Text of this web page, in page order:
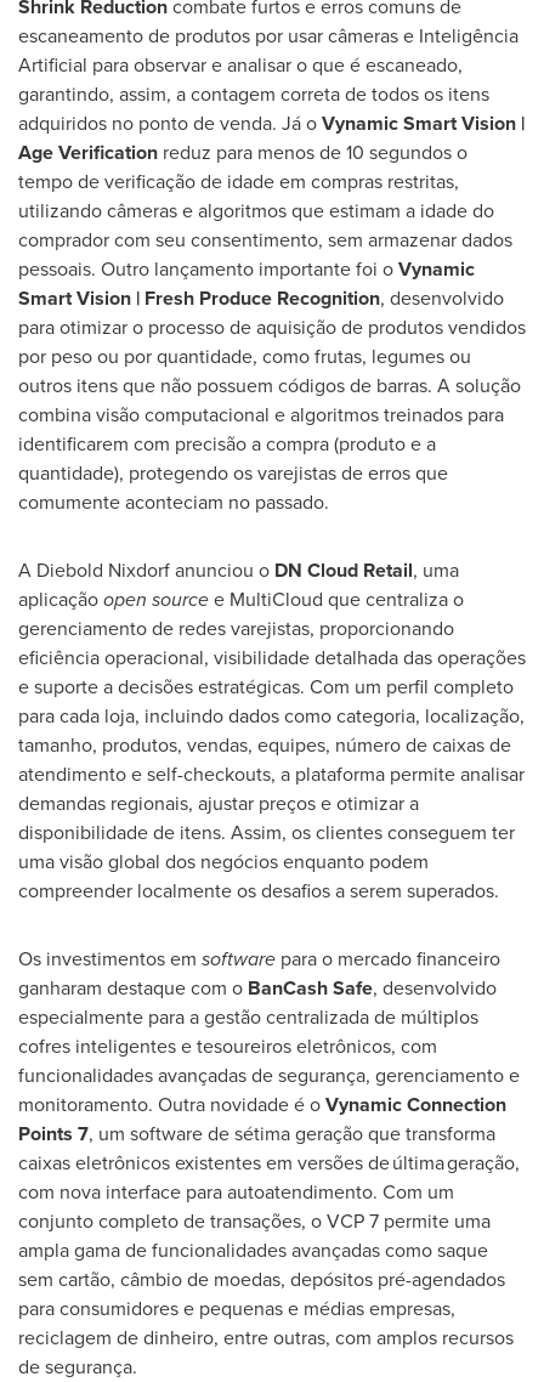
Shrink Reductioncombate furtos e erros comuns de
escaneamento de produtos por usar câmeras e Inteligência
Artificial para observar e analisar o que é escaneado,
garantindo, assim, a contagem correta de todos os itens
adquiridos no ponto de venda. Já oVynamic Smart Vision |
Age Verification reduz para menos de 10 segundos o
tempo de verificação de idade em compras restritas,
utilizando câmeras e algoritmos que estimam a idade do
comprador com seu consentimento, sem armazenar dados
pessoais. Outro lançamento importante foi oVynamic
Smart Vision | Fresh Produce Recognition, desenvolvido
para otimizar o processo de aquisição de produtos vendidos
por peso ou por quantidade, como frutas, legumes ou
outros itens que não possuem códigos de barras. A solução
combina visão computacional e algoritmos treinados para
identificarem com precisão a compra (produto e a
quantidade), protegendo os varejistas de erros que
comumente aconteciam no passado.
A Diebold Nixdorfanunciou o DN Cloud Retail, uma
aplicaçãoopen sourcee MultiCloud que centraliza o
gerenciamento de redes varejistas, proporcionando
eficiência operacional, visibilidade detalhada das operações
e suporte a decisões estratégicas. Com um perfil completo
para cada loja, incluindo dados como categoria, localização,
tamanho, produtos, vendas, equipes, número de caixas de
atendimento e self-checkouts, a plataforma permite analisar
demandas regionais, ajustar preços e otimizar a
disponibilidade de itens. Assim, os clientes conseguem ter
uma visão global dos negócios enquanto podem
compreender localmente os desafios a serem superados.
Os investimentos em software para o mercado financeiro
ganharam destaque com o BanCash Safe, desenvolvido
especialmente para a gestão centralizada de múltiplos
cofres inteligentes e tesoureiros eletrônicos, com
funcionalidades avançadas de segurança, gerenciamento e
monitoramento. Outra novidade é oVynamic Connection
Points 7, um software de sétima geração que transforma
caixas eletrônicos existentes em versões de última geração,
com nova interface para autoatendimento. Com um
conjunto completo de transações, o VCP 7 permite uma
ampla gama de funcionalidades avançadas como saque
sem cartão, câmbio de moedas, depósitos pré-agendados
para consumidores e pequenas e médias empresas,
reciclagem de dinheiro, entre outras, com amplos recursos
de segurança.